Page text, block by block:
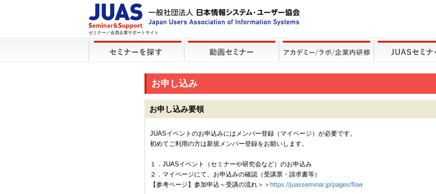
セミナー／会員企業サポートサイト
お申し込み
お申し込み要領
JUASイベントのお申込みにはメンバー登録（マイページ）が必要です。
初めてご利用の方は新規メンバー登録をお願いします。
１．JUASイベント（セミナーや研究会など）のお申込み
２．マイページにて、お申込みの確認（受講票・請求書等）
【参考ページ】参加申込～受講の流れ＞＞ https://juasseminar.jp/pages/flow